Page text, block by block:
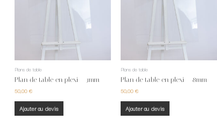
Plans de table
Plan de table en plexi – 3mm
50,00€
Ajouter au devis
Plans de table
Plan de table en plexi – 8mm
50,00€
Ajouter au devis